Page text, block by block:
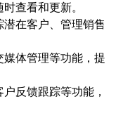
查看和更新。
潜在客户、管理销售
体管理等功能，提
反馈跟踪等功能，